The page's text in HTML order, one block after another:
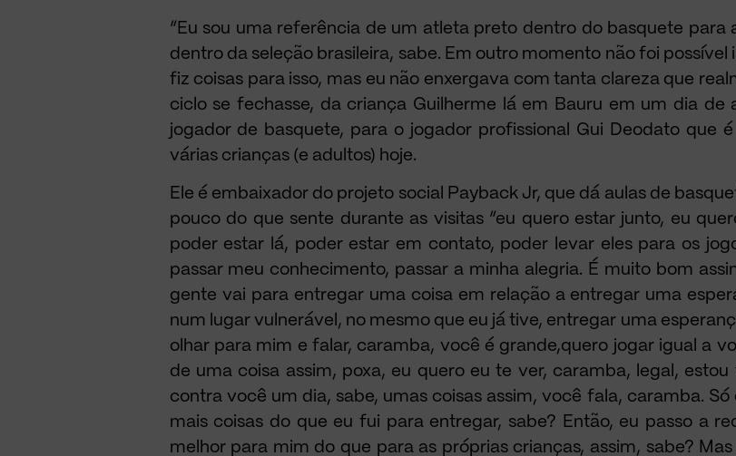
“Eu sou uma referência de um atleta preto dentro do basquete para
dentro da seleção brasileira, sabe. Em outro momento não foi possível
fiz coisas para isso, mas eu não enxergava com tanta clareza que
ciclo se fechasse, da criança Guilherme lá em Bauru em um dia
jogador de basquete, para o jogador profissional Gui Deodato que
várias crianças (e adultos) hoje.
Ele é embaixador do projeto social Payback Jr, que dá aulas de
pouco do que sente durante as visitas “eu quero estar junto, eu
poder estar lá, poder estar em contato, poder levar eles para os
passar meu conhecimento, passar a minha alegria. É muito bom
gente vai para entregar uma coisa em relação a entregar uma
num lugar vulnerável, no mesmo que eu já tive, entregar uma
olhar para mim e falar, caramba, você é grande,quero jogar igual a
de uma coisa assim, poxa, eu quero eu te ver, caramba, legal,
contra você um dia, sabe, umas coisas assim, você fala, caramba.
mais coisas do que eu fui para entregar, sabe? Então, eu passo a
melhor para mim do que para as próprias crianças, assim, sabe?